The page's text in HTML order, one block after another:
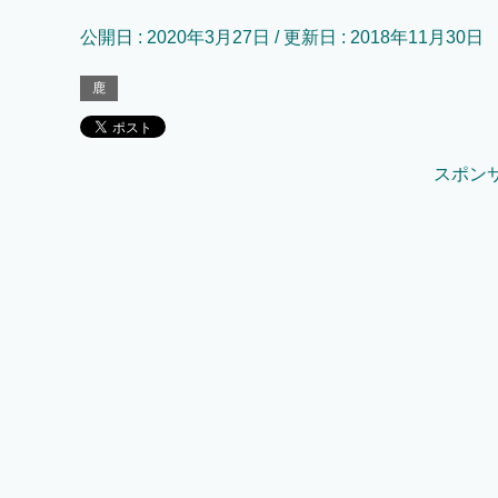
公開日 : 2020年3月27日 / 更新日 : 2018年11月30日
鹿
スポン